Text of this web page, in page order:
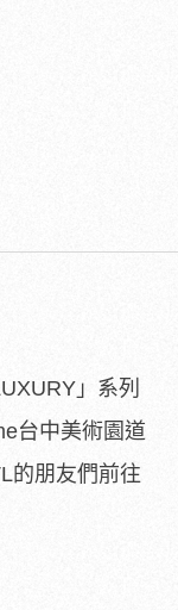
」系列
台中美術園道
的朋友們前往